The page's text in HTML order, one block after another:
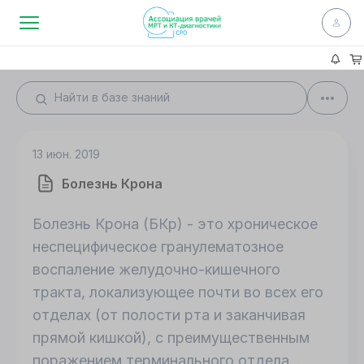
13 июн. 2019
Болезнь Крона
Болезнь Крона (БКр) - это хроническое
неспецифическое гранулематозное
воспаление желудочно-кишечного
тракта, локализующее почти во всех его
отделах (от полости рта и заканчивая
прямой кишкой), с преимущественным
поражением терминального отдела